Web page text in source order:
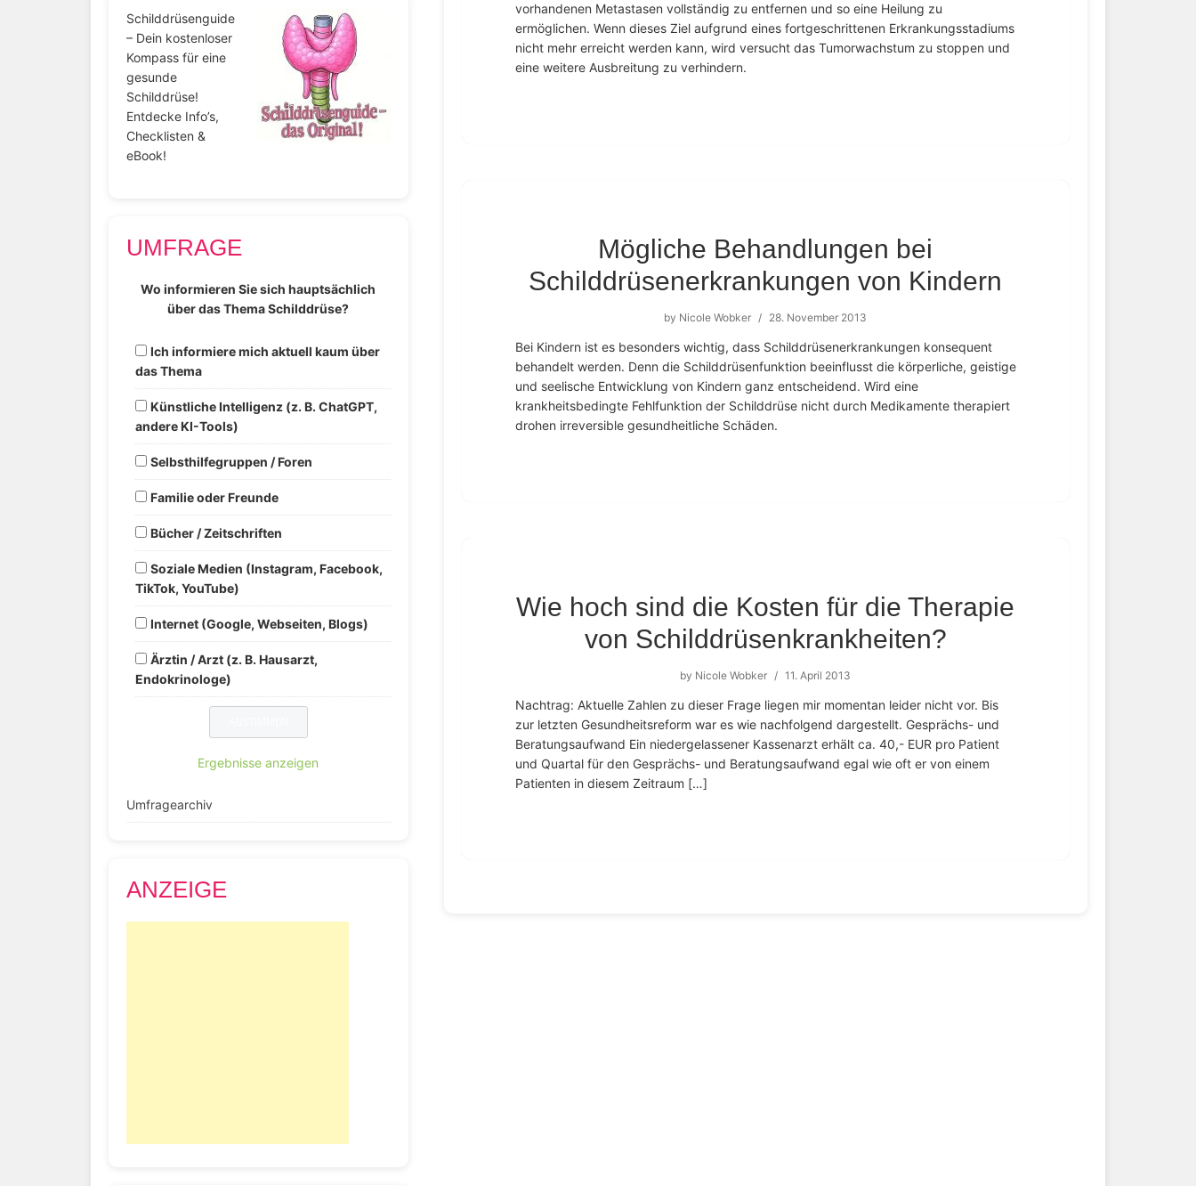
vorhandenen Metastasen vollständig zu entfernen und so eine Heilung zu
ermöglichen. Wenn dieses Ziel aufgrund eines fortgeschrittenen Erkrankungsstadiums
nicht mehr erreicht werden kann, wird versucht das Tumorwachstum zu stoppen und
eine weitere Ausbreitung zu verhindern.
Mögliche Behandlungen bei
Schilddrüsenerkrankungen von Kindern
by Nicole Wobker / 28. November 2013
Bei Kindern ist es besonders wichtig, dass Schilddrüsenerkrankungen konsequent
behandelt werden. Denn die Schilddrüsenfunktion beeinflusst die körperliche, geistige
und seelische Entwicklung von Kindern ganz entscheidend. Wird eine
krankheitsbedingte Fehlfunktion der Schilddrüse nicht durch Medikamente therapiert
drohen irreversible gesundheitliche Schäden.
Wie hoch sind die Kosten für die Therapie
von Schilddrüsenkrankheiten?
by Nicole Wobker / 11. April 2013
Nachtrag: Aktuelle Zahlen zu dieser Frage liegen mir momentan leider nicht vor. Bis
zur letzten Gesundheitsreform war es wie nachfolgend dargestellt. Gesprächs- und
Beratungsaufwand Ein niedergelassener Kassenarzt erhält ca. 40,- EUR pro Patient
und Quartal für den Gesprächs- und Beratungsaufwand egal wie oft er von einem
Patienten in diesem Zeitraum […]
Schilddrüsenguide
– Dein kostenloser
Kompass für eine
gesunde
Schilddrüse!
Entdecke Info’s,
Checklisten &
eBook!
UMFRAGE
Wo informieren Sie sich hauptsächlich
über das Thema Schilddrüse?
Ich informiere mich aktuell kaum über
das Thema
Künstliche Intelligenz (z. B. ChatGPT,
andere KI-Tools)
Selbsthilfegruppen / Foren
Familie oder Freunde
Bücher / Zeitschriften
Soziale Medien (Instagram, Facebook,
TikTok, YouTube)
Internet (Google, Webseiten, Blogs)
Ärztin / Arzt (z. B. Hausarzt,
Endokrinologe)
Ergebnisse anzeigen
Umfragearchiv
ANZEIGE